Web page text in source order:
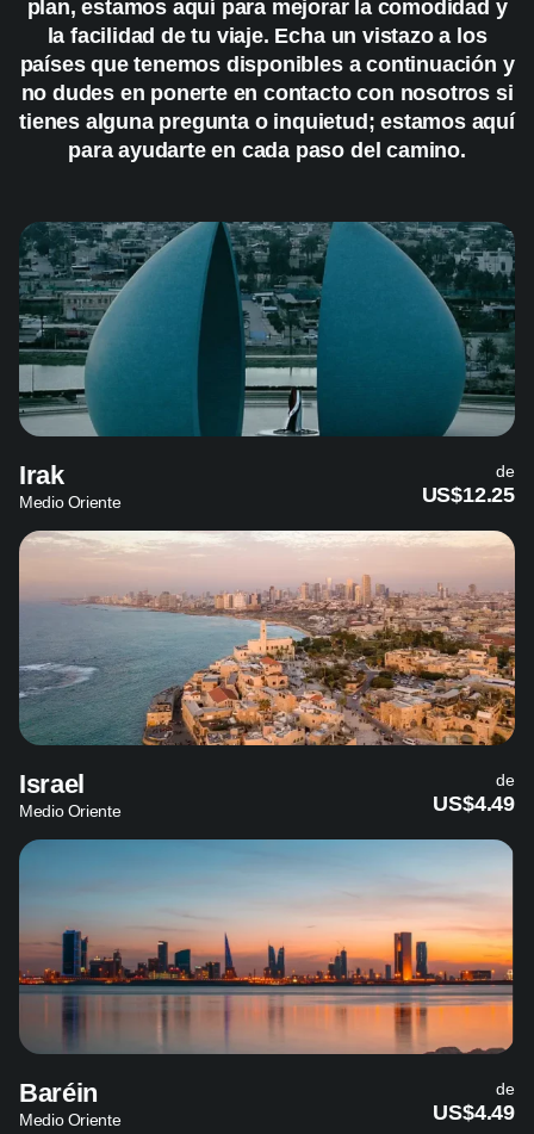
plan, estamos aquí para mejorar la comodidad y
la facilidad de tu viaje. Echa un vistazo a los
países que tenemos disponibles a continuación y
no dudes en ponerte en contacto con nosotros si
tienes alguna pregunta o inquietud; estamos aquí
para ayudarte en cada paso del camino.
Irak
Medio Oriente
de
US$12.25
Israel
Medio Oriente
de
US$4.49
Baréin
Medio Oriente
de
US$4.49